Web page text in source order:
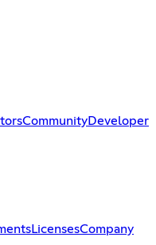
CommunityDeveloper
LicensesCompany